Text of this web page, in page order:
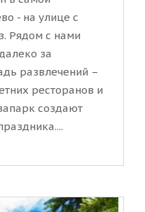
- на улице с
Рядом с нами
за
развлечений –
ресторанов и
создают